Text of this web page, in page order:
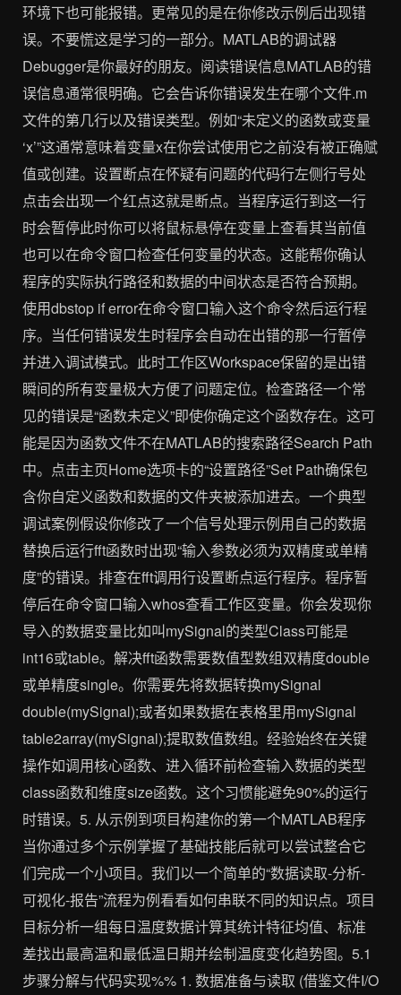
环境下也可能报错。更常见的是在你修改示例后出现错
误。不要慌这是学习的一部分。MATLAB的调试器
Debugger是你最好的朋友。阅读错误信息MATLAB的错
误信息通常很明确。它会告诉你错误发生在哪个文件.m
文件的第几行以及错误类型。例如“未定义的函数或变量
‘x’”这通常意味着变量x在你尝试使用它之前没有被正确赋
值或创建。设置断点在怀疑有问题的代码行左侧行号处
点击会出现一个红点这就是断点。当程序运行到这一行
时会暂停此时你可以将鼠标悬停在变量上查看其当前值
也可以在命令窗口检查任何变量的状态。这能帮你确认
程序的实际执行路径和数据的中间状态是否符合预期。
使用dbstop if error在命令窗口输入这个命令然后运行程
序。当任何错误发生时程序会自动在出错的那一行暂停
并进入调试模式。此时工作区Workspace保留的是出错
瞬间的所有变量极大方便了问题定位。检查路径一个常
见的错误是“函数未定义”即使你确定这个函数存在。这可
能是因为函数文件不在MATLAB的搜索路径Search Path
中。点击主页Home选项卡的“设置路径”Set Path确保包
含你自定义函数和数据的文件夹被添加进去。一个典型
调试案例假设你修改了一个信号处理示例用自己的数据
替换后运行fft函数时出现“输入参数必须为双精度或单精
度”的错误。排查在fft调用行设置断点运行程序。程序暂
停后在命令窗口输入whos查看工作区变量。你会发现你
导入的数据变量比如叫mySignal的类型Class可能是
int16或table。解决fft函数需要数值型数组双精度double
或单精度single。你需要先将数据转换mySignal
double(mySignal);或者如果数据在表格里用mySignal
table2array(mySignal);提取数值数组。经验始终在关键
操作如调用核心函数、进入循环前检查输入数据的类型
class函数和维度size函数。这个习惯能避免90%的运行
时错误。5. 从示例到项目构建你的第一个MATLAB程序
当你通过多个示例掌握了基础技能后就可以尝试整合它
们完成一个小项目。我们以一个简单的“数据读取-分析-
可视化-报告”流程为例看看如何串联不同的知识点。项目
目标分析一组每日温度数据计算其统计特征均值、标准
差找出最高温和最低温日期并绘制温度变化趋势图。5.1
步骤分解与代码实现%% 1. 数据准备与读取 (借鉴文件I/O